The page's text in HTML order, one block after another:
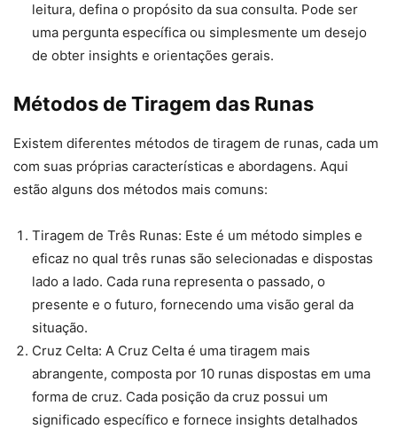
leitura, defina o propósito da sua consulta. Pode ser
uma pergunta específica ou simplesmente um desejo
de obter insights e orientações gerais.
Métodos de Tiragem das Runas
Existem diferentes métodos de tiragem de runas, cada um
com suas próprias características e abordagens. Aqui
estão alguns dos métodos mais comuns:
Tiragem de Três Runas: Este é um método simples e
eficaz no qual três runas são selecionadas e dispostas
lado a lado. Cada runa representa o passado, o
presente e o futuro, fornecendo uma visão geral da
situação.
Cruz Celta: A Cruz Celta é uma tiragem mais
abrangente, composta por 10 runas dispostas em uma
forma de cruz. Cada posição da cruz possui um
significado específico e fornece insights detalhados